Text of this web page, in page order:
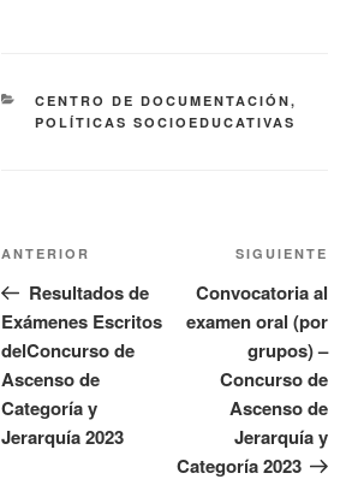
CENTRO DE DOCUMENTACIÓN,
POLÍTICAS SOCIOEDUCATIVAS
ANTERIOR
Resultados de
Exámenes Escritos
delConcurso de
Ascenso de
Categoría y
Jerarquía 2023
SIGUIENTE
Convocatoria al
examen oral (por
grupos) –
Concurso de
Ascenso de
Jerarquía y
Categoría 2023